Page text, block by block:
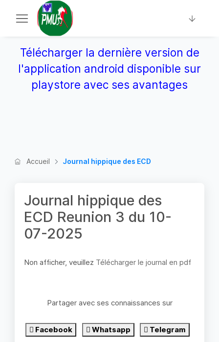
Télécharger la dernière version de
l'application android disponible sur
playstore avec ses avantages
Accueil Journal hippique des ECD
Journal hippique des
ECD Reunion 3 du 10-
07-2025
Non afficher, veuillez Télécharger le journal en pdf
Partager avec ses connaissances sur
Facebook Whatsapp Telegram